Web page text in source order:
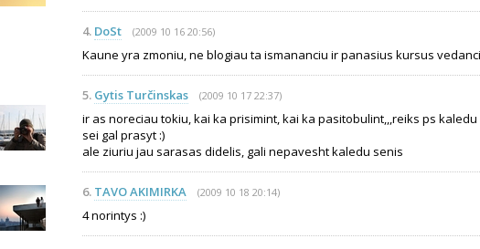
4. DoSt (2009 10 16 20:56)
Kaune yra zmoniu, ne blogiau ta ismananciu ir panasius kursus
5. Gytis Turčinskas (2009 10 17 22:37)
ir as noreciau tokiu, kai ka prisimint, kai ka pasitobulint,,,reiks ps kaledu
sei gal prasyt :)
ale ziuriu jau sarasas didelis, gali nepavesht kaledu senis
6. TAVO AKIMIRKA (2009 10 18 20:14)
4 norintys :)